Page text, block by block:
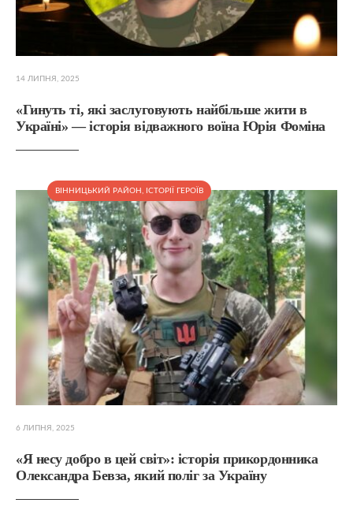
14 ЛИПНЯ, 2025
«Гинуть ті, які заслуговують найбільше жити в
Україні» — історія відважного воїна Юрія Фоміна
ВІННИЦЬКИЙ РАЙОН ІСТОРІЇ ГЕРОЇВ
6 ЛИПНЯ, 2025
«Я несу добро в цей світ»: історія прикордонника
Олександра Бевза, який поліг за Україну